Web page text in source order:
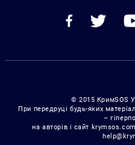
© 2015 КримSOS
При передруці будь-яких
–
на авторів і сайт